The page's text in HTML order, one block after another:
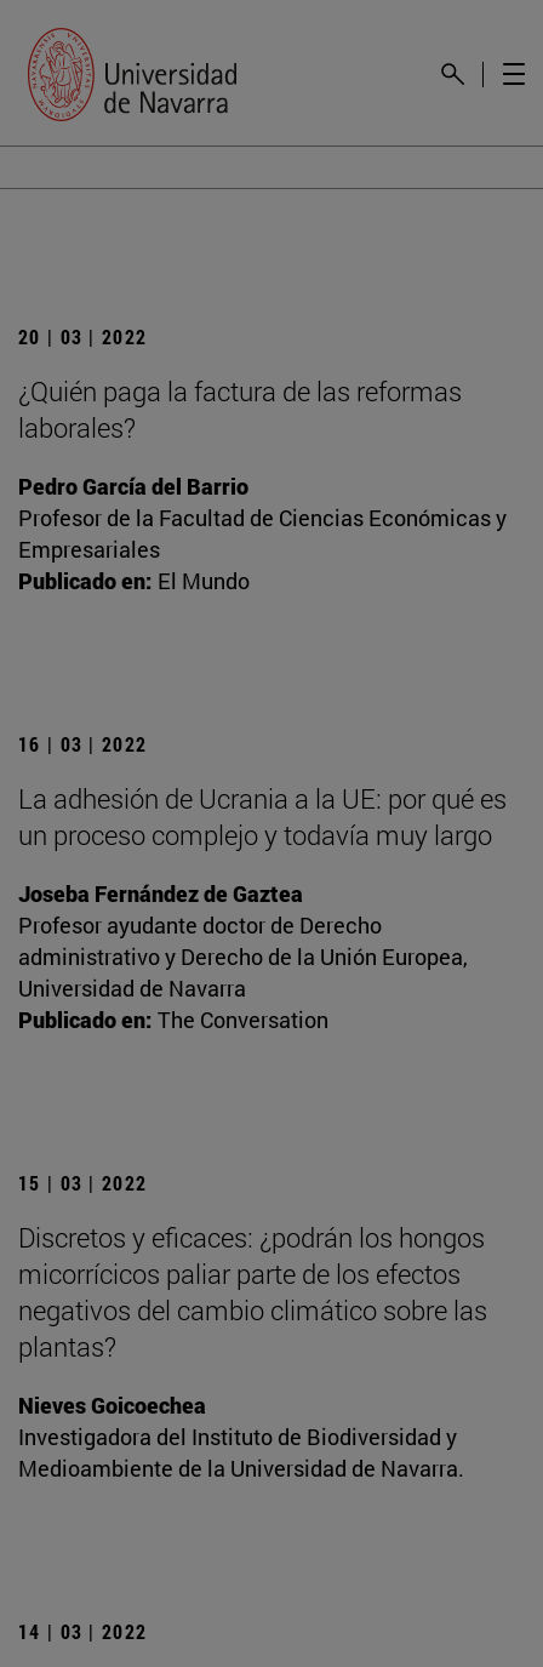
20 | 03 | 2022
¿Quién paga la factura de las reformas
laborales?
Pedro García del Barrio
Profesor de la Facultad de Ciencias Económicas y
Empresariales
Publicado en: El Mundo
16 | 03 | 2022
La adhesión de Ucrania a la UE: por qué es
un proceso complejo y todavía muy largo
Joseba Fernández de Gaztea
Profesor ayudante doctor de Derecho
administrativo y Derecho de la Unión Europea,
Universidad de Navarra
Publicado en: The Conversation
15 | 03 | 2022
Discretos y eficaces: ¿podrán los hongos
micorrícicos paliar parte de los efectos
negativos del cambio climático sobre las
plantas?
Nieves Goicoechea
Investigadora del Instituto de Biodiversidad y
Medioambiente de la Universidad de Navarra.
14 | 03 | 2022